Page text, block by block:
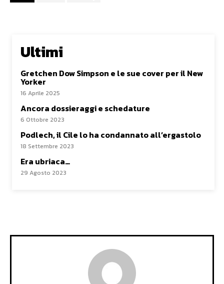
Ultimi
Gretchen Dow Simpson e le sue cover per il New
Yorker
16 Aprile 2025
Ancora dossieraggi e schedature
6 Ottobre 2023
Podlech, il Cile lo ha condannato all’ergastolo
18 Settembre 2023
Era ubriaca…
29 Agosto 2023